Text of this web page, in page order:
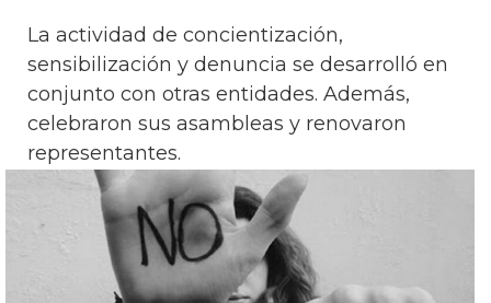
La actividad de concientización,
sensibilización y denuncia se desarrolló en
conjunto con otras entidades. Además,
celebraron sus asambleas y renovaron
representantes.